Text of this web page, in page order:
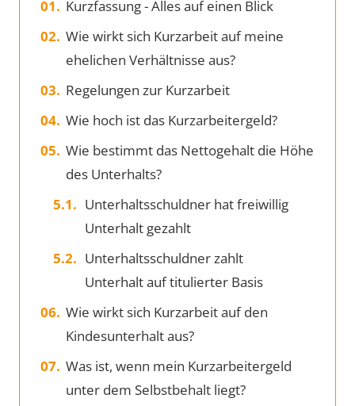
Kurzfassung - Alles auf einen Blick
Wie wirkt sich Kurzarbeit auf meine
ehelichen Verhältnisse aus?
Regelungen zur Kurzarbeit
Wie hoch ist das Kurzarbeitergeld?
Wie bestimmt das Nettogehalt die Höhe
des Unterhalts?
Unterhaltsschuldner hat freiwillig
Unterhalt gezahlt
Unterhaltsschuldner zahlt
Unterhalt auf titulierter Basis
Wie wirkt sich Kurzarbeit auf den
Kindesunterhalt aus?
Was ist, wenn mein Kurzarbeitergeld
unter dem Selbstbehalt liegt?